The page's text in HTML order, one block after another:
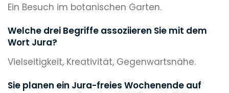
Ein Besuch im botanischen Garten.
Welche drei Begriffe assoziieren Sie mit dem
Wort Jura?
Vielseitigkeit, Kreativität, Gegenwartsnähe.
Sie planen ein Jura-freies Wochenende auf